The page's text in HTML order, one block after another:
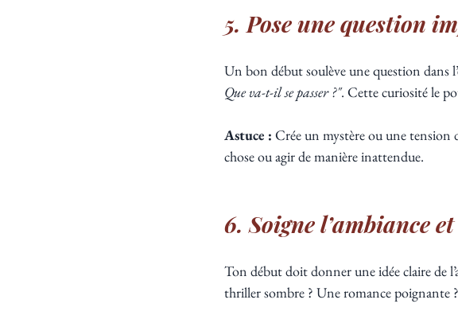
5. Pose une question
Un bon début soulève une question dans
Que va-t-il se passer ?". Cette curiosité le
Astuce : Crée un mystère ou une tension
chose ou agir de manière inattendue.
6. Soigne l’ambiance
Ton début doit donner une idée claire de
thriller sombre ? Une romance poignante